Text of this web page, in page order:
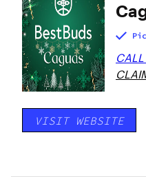
CALL
VISIT WEBSITE